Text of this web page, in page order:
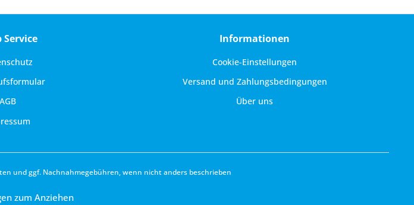
Service
AGB
Informationen
Cookie-Einstellungen
Versand und Zahlungsbedingungen
Über uns
und ggf. Nachnahmegebühren, wenn nicht anders beschrieben
zum Anziehen